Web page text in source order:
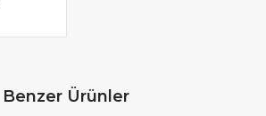
Benzer Ürünler